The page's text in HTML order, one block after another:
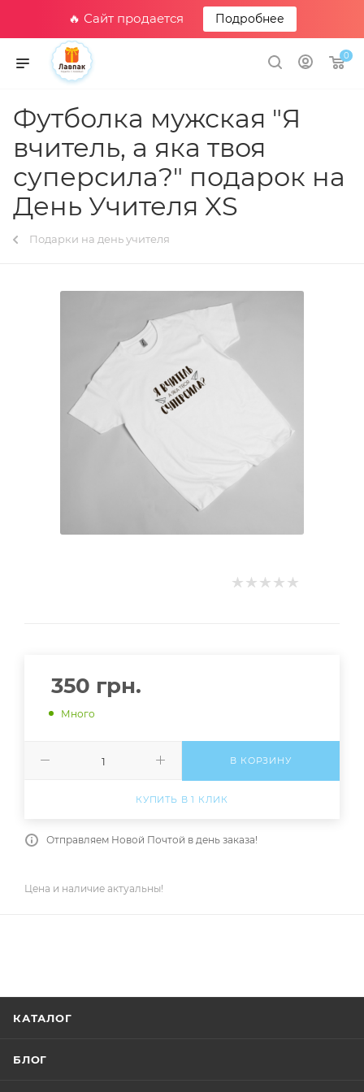
🔥 Сайт продается Подробнее
0
Футболка мужская "Я
вчитель, а яка твоя
суперсила?" подарок на
День Учителя XS
Подарки на день учителя
350 грн.
Много
В КОРЗИНУ
КУПИТЬ В 1 КЛИК
Отправляем Новой Почтой в день заказа!
Цена и наличие актуальны!
КАТАЛОГ
БЛОГ